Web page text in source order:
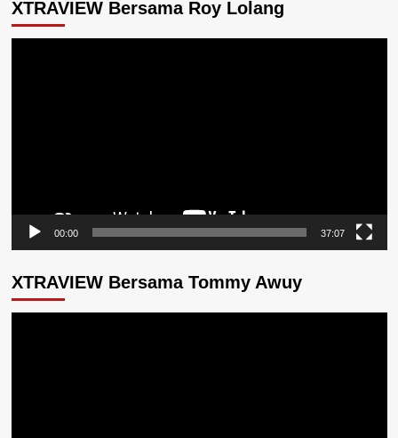
XTRAVIEW Bersama Roy Lolang
00:00 37:07
XTRAVIEW Bersama Tommy Awuy